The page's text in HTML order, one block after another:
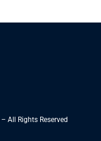
All Rights Reserved